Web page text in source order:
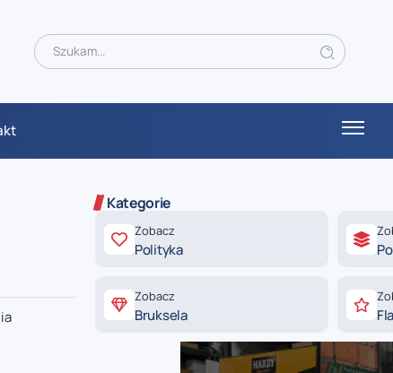
Kategorie
Zobacz
Polityka
Zobacz
Bruksela